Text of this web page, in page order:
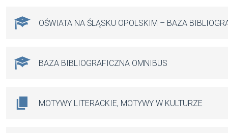
OŚWIATA NA ŚLĄSKU OPOLSKIM – BAZA
BAZA BIBLIOGRAFICZNA OMNIBUS
MOTYWY LITERACKIE, MOTYWY W KULTURZE